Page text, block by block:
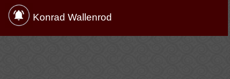
Konrad Wallenrod